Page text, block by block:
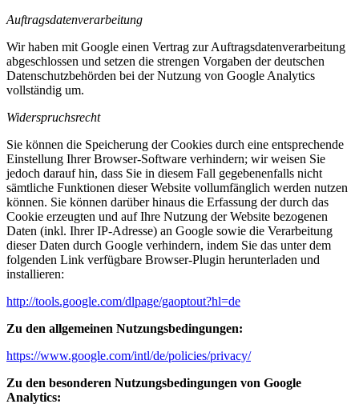
Auftragsdatenverarbeitung
Wir haben mit Google einen Vertrag zur Auftragsdatenverarbeitung
abgeschlossen und setzen die strengen Vorgaben der deutschen
Datenschutzbehörden bei der Nutzung von Google Analytics
vollständig um.
Widerspruchsrecht
Sie können die Speicherung der Cookies durch eine entsprechende
Einstellung Ihrer Browser-Software verhindern; wir weisen Sie
jedoch darauf hin, dass Sie in diesem Fall gegebenenfalls nicht
sämtliche Funktionen dieser Website vollumfänglich werden nutzen
können. Sie können darüber hinaus die Erfassung der durch das
Cookie erzeugten und auf Ihre Nutzung der Website bezogenen
Daten (inkl. Ihrer IP-Adresse) an Google sowie die Verarbeitung
dieser Daten durch Google verhindern, indem Sie das unter dem
folgenden Link verfügbare Browser-Plugin herunterladen und
installieren:
http://tools.google.com/dlpage/gaoptout?hl=de
Zu den allgemeinen Nutzungsbedingungen:
https://www.google.com/intl/de/policies/privacy/
Zu den besonderen Nutzungsbedingungen von Google
Analytics: